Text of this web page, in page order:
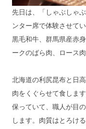
先日は、「しゃぶしゃ
ンター席で体験させて
黒毛和牛、群馬県産赤
ークのばら肉、ロース
北海道の利尻昆布と日
肉をくぐらせて食しま
保っていて、職人が目
します。肉質はとろけ